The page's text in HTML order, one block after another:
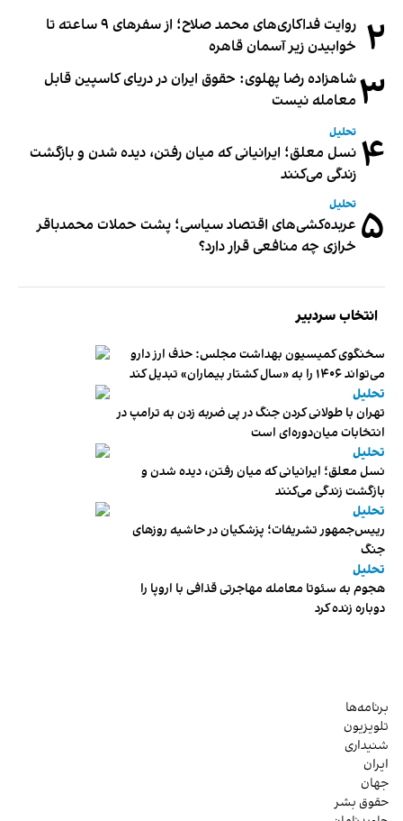
۲
روایت فداکاری‌های محمد صلاح؛ از سفرهای ۹ ساعته تا
خوابیدن زیر آسمان قاهره
۳شاهزاده رضا پهلوی: حقوق ایران در دریای کاسپین قابل
معامله نیست
۴ تحلیل
نسل معلق؛ ایرانیانی که میان رفتن، دیده شدن و بازگشت
زندگی می‌کنند
۵ تحلیل
عربده‌کشی‌های اقتصاد سیاسی؛ پشت حملات محمدباقر
خرازی چه منافعی قرار دارد؟
انتخاب سردبیر
سخنگوی کمیسیون بهداشت مجلس: حذف ارز دارو
می‌تواند ۱۴۰۶ را به «سال کشتار بیماران» تبدیل کند
تحلیل
تهران با طولانی کردن جنگ در پی ضربه زدن به ترامپ در
انتخابات میان‌دوره‌ای است
تحلیل
نسل معلق؛ ایرانیانی که میان رفتن، دیده شدن و
بازگشت زندگی می‌کنند
تحلیل
رییس‌جمهور تشریفات؛ پزشکیان در حاشیه روزهای
جنگ
تحلیل
هجوم به سئوتا معامله مهاجرتی قذافی با اروپا را
دوباره زنده کرد
برنامه‌ها
تلویزیون
شنیداری
ایران
جهان
حقوق بشر